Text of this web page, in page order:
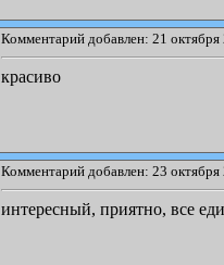
Комментарий добавлен: 21
красиво
Комментарий добавлен: 23
интересный, приятно, все